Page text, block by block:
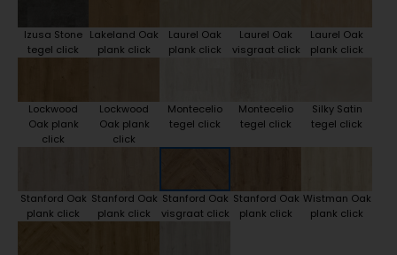
Izusa Stone
tegel click
Lakeland Oak
plank click
Laurel Oak
plank click
Laurel Oak
visgraat click
Laurel Oak
plank click
Lockwood
Oak plank
click
Lockwood
Oak plank
click
Montecelio
tegel click
Montecelio
tegel click
Silky Satin
tegel click
Stanford Oak
plank click
Stanford Oak
plank click
Stanford Oak
visgraat click
Stanford Oak
plank click
Wistman Oak
plank click